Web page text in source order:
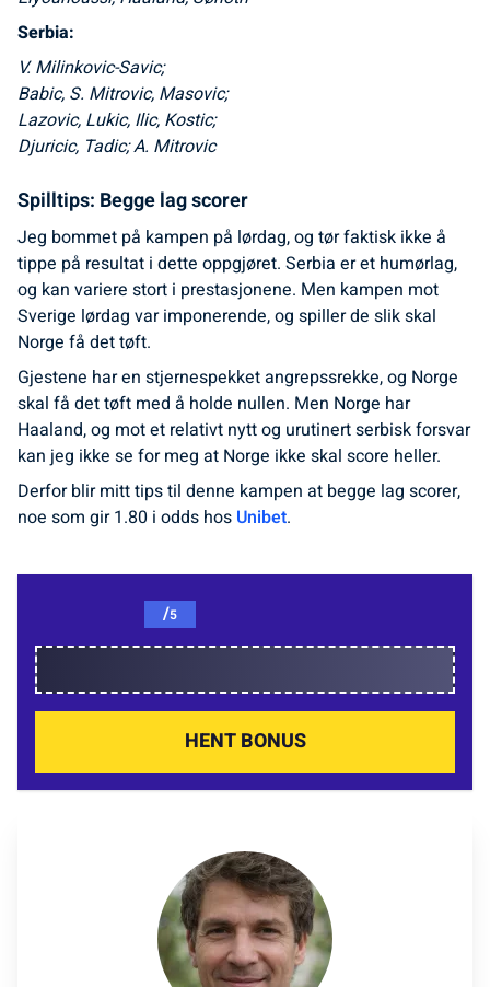
Serbia:
V. Milinkovic-Savic;
Babic, S. Mitrovic, Masovic;
Lazovic, Lukic, Ilic, Kostic;
Djuricic, Tadic; A. Mitrovic
Spilltips: Begge lag scorer
Jeg bommet på kampen på lørdag, og tør faktisk ikke å
tippe på resultat i dette oppgjøret. Serbia er et humørlag,
og kan variere stort i prestasjonene. Men kampen mot
Sverige lørdag var imponerende, og spiller de slik skal
Norge få det tøft.
Gjestene har en stjernespekket angrepssrekke, og Norge
skal få det tøft med å holde nullen. Men Norge har
Haaland, og mot et relativt nytt og urutinert serbisk forsvar
kan jeg ikke se for meg at Norge ikke skal score heller.
Derfor blir mitt tips til denne kampen at begge lag scorer,
noe som gir 1.80 i odds hos Unibet.
/5
HENT BONUS